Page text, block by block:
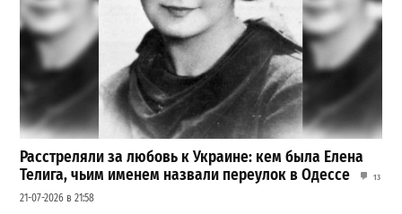
Расстреляли за любовь к Украине: кем была Елена
Телига, чьим именем назвали переулок в Одессе
13
21-07-2026 в 21:58